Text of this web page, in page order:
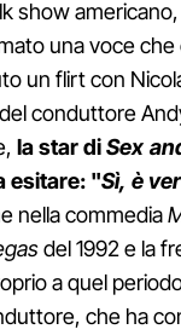
show
una voce che
un flirt con
conduttore
la star diSex
esitare: "Sì, è
nella commedia
del 1992 e la
a quel
che ha